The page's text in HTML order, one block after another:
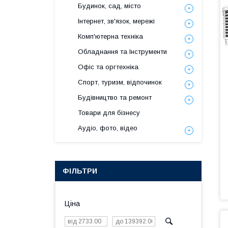
Будинок, сад, місто
Інтернет, зв'язок, мережі
Комп'ютерна техніка
Обладнання та Інструменти
Офіс та оргтехніка
Спорт, туризм, відпочинок
Будівництво та ремонт
Товари для бізнесу
Аудіо, фото, відео
ФІЛЬТРИ
Ціна